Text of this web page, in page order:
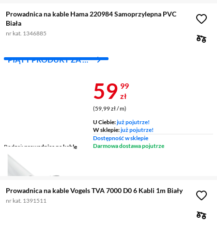
Prowadnica na kable Hama 220984 Samoprzylepna PVC
Biała
nr kat. 1346885
PIĄTY PRODUKT ZA 1
Rodzaj prowadnica na kable
Długość
biały
Cena 59,99
59 99
zł
(59,99 zł / m)
U Ciebie:już pojutrze!
W sklepie:już pojutrze!
Dostępność w sklepie
Darmowa dostawa pojutrze
Prowadnica na kable Vogels TVA 7000 D0 6 Kabli 1m Biały
nr kat. 1391511